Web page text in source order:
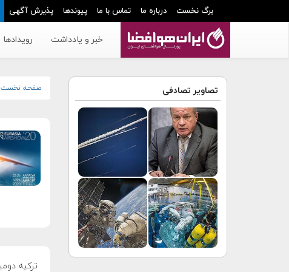
برگ نخست درباره ما تماس با ما پیوندها پذیرش آگهی
خبر و یادداشت رویدادها
تصاویر تصادفی صفحه نخست